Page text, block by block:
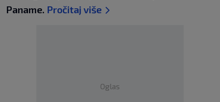
Paname. Pročitaj više
Oglas